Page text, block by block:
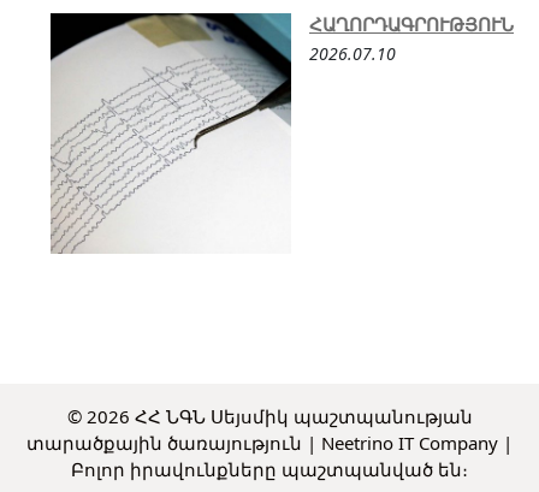
ՀԱՂՈՐԴԱԳՐՈՒԹՅՈՒՆ
2026.07.10
© 2026 ՀՀ ՆԳՆ Սեյսմիկ պաշտպանության
տարածքային ծառայություն | Neetrino IT Company |
Բոլոր իրավունքները պաշտպանված են։